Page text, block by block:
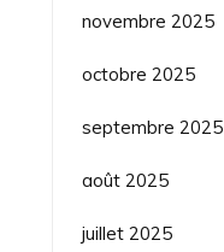
novembre 2025
octobre 2025
septembre 2025
août 2025
juillet 2025